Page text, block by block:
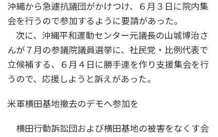
沖縄から急遽抗議団がかけつけ、６月３日に院内集
会を行うので参加するように要請があった。
次に、沖縄平和運動センター元議長の山城博治さ
んが７月の参議院議員選挙に、社民党・比例代表で
立候補する、６月４日に勝手連を作り支援集会を行
うので、応援しようと訴えがあった。
米軍横田基地撤去のデモへ参加を
横田行動訴訟団および横田基地の被害をなくす会